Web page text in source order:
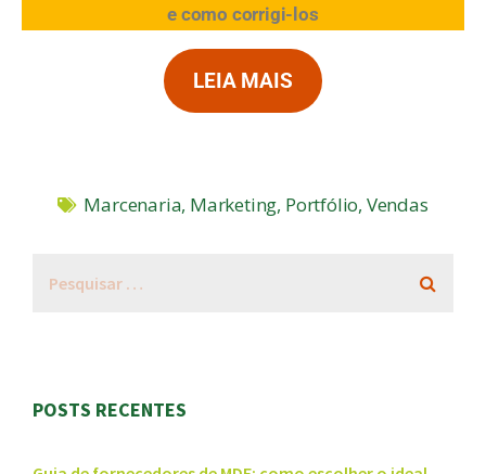
e como corrigi-los
LEIA MAIS
Marcenaria, Marketing, Portfólio, Vendas
POSTS RECENTES